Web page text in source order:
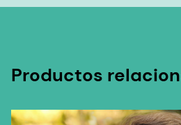
Productos